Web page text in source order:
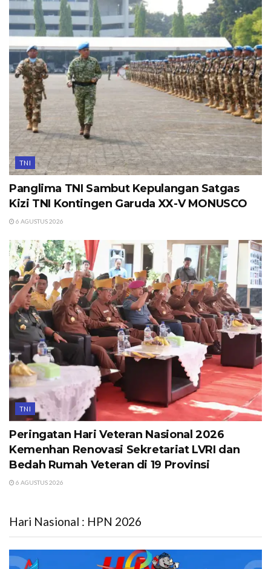
TNI
Panglima TNI Sambut Kepulangan Satgas
Kizi TNI Kontingen Garuda XX-V MONUSCO
6 AGUSTUS 2026
TNI
Peringatan Hari Veteran Nasional 2026
Kemenhan Renovasi Sekretariat LVRI dan
Bedah Rumah Veteran di 19 Provinsi
6 AGUSTUS 2026
Hari Nasional : HPN 2026